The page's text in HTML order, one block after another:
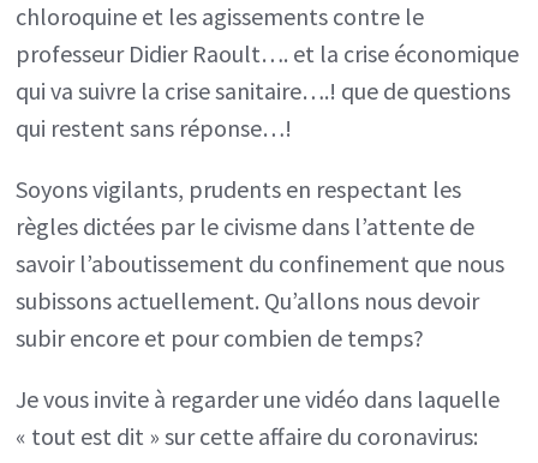
chloroquine et les agissements contre le
professeur Didier Raoult…. et la crise économique
qui va suivre la crise sanitaire….! que de questions
qui restent sans réponse…!
Soyons vigilants, prudents en respectant les
règles dictées par le civisme dans l’attente de
savoir l’aboutissement du confinement que nous
subissons actuellement. Qu’allons nous devoir
subir encore et pour combien de temps?
Je vous invite à regarder une vidéo dans laquelle
« tout est dit » sur cette affaire du coronavirus: